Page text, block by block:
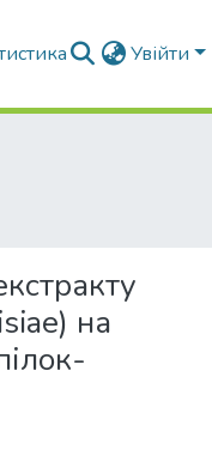
Увійти
на